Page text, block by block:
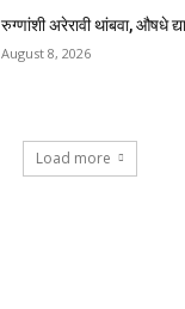
रुग्णांशी अरेरावी थांबवा, औषधे
August 8, 2026
Load more